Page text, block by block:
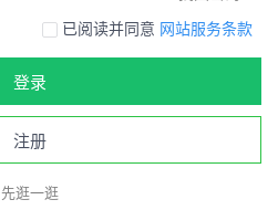
已阅读并同意 网站服务条款
登录
注册
先逛一逛